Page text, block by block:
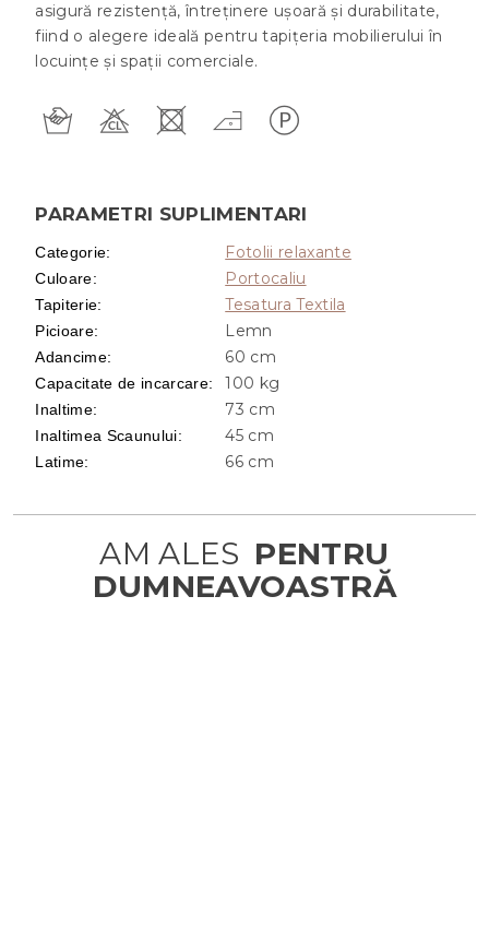
asigură rezistență, întreținere ușoară și durabilitate,
fiind o alegere ideală pentru tapițeria mobilierului în
locuințe și spații comerciale.
PARAMETRI SUPLIMENTARI
Categorie: Fotolii relaxante
Culoare: Portocaliu
Tapiterie: Tesatura Textila
Picioare: Lemn
Adancime: 60 cm
Capacitate de incarcare: 100 kg
Inaltime: 73 cm
Inaltimea Scaunului: 45 cm
Latime: 66 cm